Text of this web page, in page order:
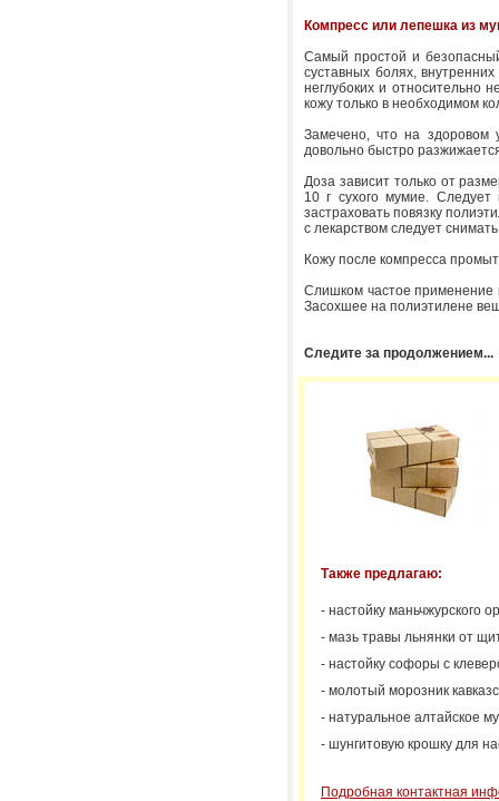
Компресс или лепешка из
Самый простой и
суставных болях,
неглубоких и относительно
кожу только в необходимом
Замечено, что на здоровом
довольно быстро
Доза зависит только от
10 г сухого мумие. Следует
застраховать повязку
с лекарством следует
Кожу после компресса
Слишком частое применение
Засохшее на полиэтилене
Следите за продолжением...
Также предлагаю:
- настойку маньчжурского
- мазь травы льнянки от
- настойку софоры с
- молотый морозник
- натуральное алтайское
- шунгитовую крошку для
Подробная контактная